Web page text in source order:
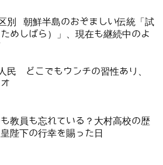
別 朝鮮半島のおぞましい伝統「試
めしばら）」、現在も継続中のよ
民 どこでもウンチの習性あり、
教員も忘れている？大村高校の歴
陛下の行幸を賜った日